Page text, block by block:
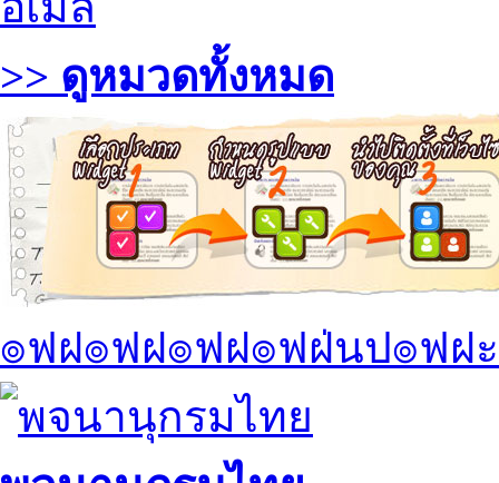
>> ดูหมวดทั้งหมด
๏ฟฝ๏ฟฝ๏ฟฝ๏ฟฝ่นป๏ฟฝ